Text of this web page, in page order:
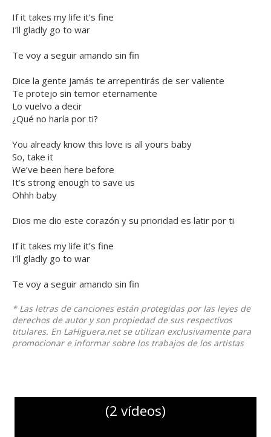
If it takes my life it’s fine
I’ll gladly go to war
Te voy a seguir amando sin fin
Dice la gente jamás te arrepentirás de ser valiente
Te protejo sin temor eternamente
Lo vuelvo a decir
¿Qué no haría por ti?
You already know this love is all yours baby
So, take it
We’ve been here before
It’s strong enough to save us
Ohhh baby
Dios me dio este corazón y su prioridad es latir por ti
If it takes my life it’s fine
I’ll gladly go to war
Te voy a seguir amando sin fin
* Las letras de canciones están protegidas por las leyes de
derechos de autor y son propiedad de sus respectivos
titulares. En LaHiguera.net se utilizan exclusivamente para
promocionar e informar sobre los trabajos de los artistas
(2 vídeos)